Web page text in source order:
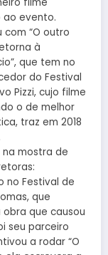
ao evento.
“O outro
à
que tem no
do Festival
Pizzi, cujo filme
o de melhor
traz em 2018
mostra de
no Festival de
que
que causou
seu parceiro
a rodar “O